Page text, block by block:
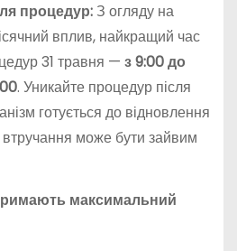
процедур:З огляду на
вплив, найкращий час
31 травня — з 9:00 до
. Уникайте процедур після
готується до відновлення
втручання може бути зайвим
максимальний